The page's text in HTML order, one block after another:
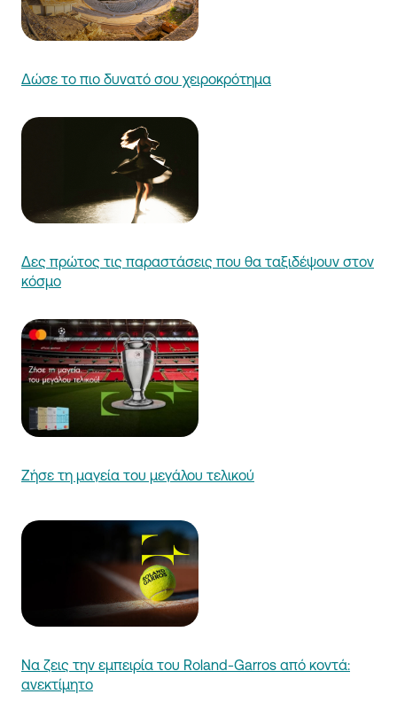
Δώσε το πιο δυνατό σου χειροκρότημα
Δες πρώτος τις παραστάσεις που θα ταξιδέψουν στον
κόσμο
Ζήσε τη μαγεία του μεγάλου τελικού
Nα ζεις την εμπειρία του Roland-Garros από κοντά:
ανεκτίμητο